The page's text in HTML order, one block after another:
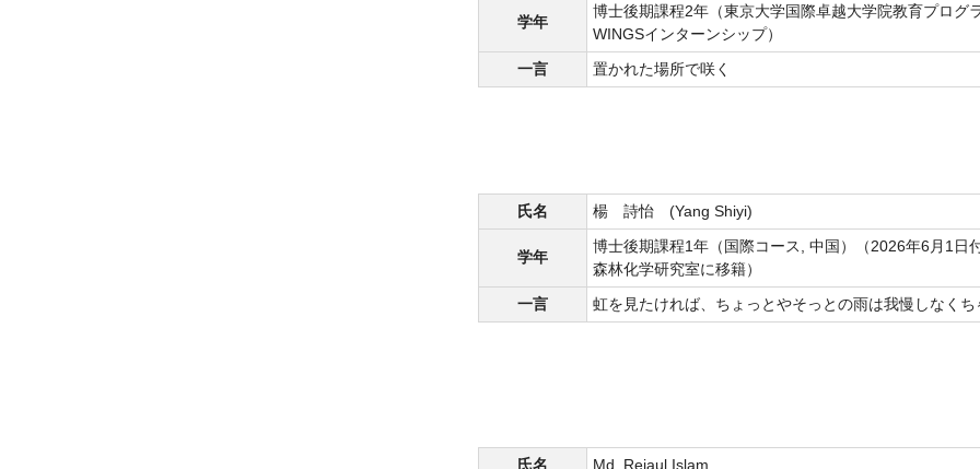
学年
博士後期課程2年（東京大学国際卓越大学院教育プログ
WINGSインターンシップ）
一言
置かれた場所で咲く
氏名 楊 詩怡 (Yang Shiyi)
学年
博士後期課程1年（国際コース, 中国）（2026年6月1
森林化学研究室に移籍）
一言
虹を見たければ、ちょっとやそっとの雨は我慢しなくち
氏名 Md. Rejaul Islam